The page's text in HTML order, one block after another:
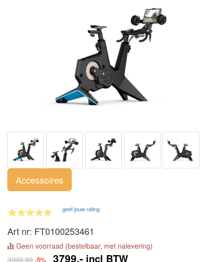
Accessoires
geef jouw rating
Art nr: FT0100253461
Geen voorraad (bestelbaar, met nalevering)
3999,99 -5% 3799,- incl BTW